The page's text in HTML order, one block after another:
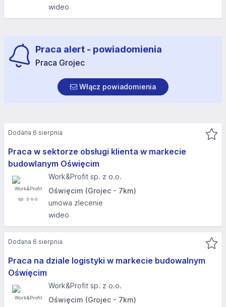
wideo
Praca alert - powiadomienia
Praca Grojec
Włącz powiadomienia
Praca w sektorze obsługi klienta w markecie
budowlanym Oświęcim
Work&Profit sp. z o.o.
Oświęcim (Grojec - 7km)
umowa zlecenie
wideo
Dodana 6 sierpnia
Praca na dziale logistyki w markecie budowalnym
Oświęcim
Work&Profit sp. z o.o.
Oświęcim (Grojec - 7km)
Dodana 6 sierpnia